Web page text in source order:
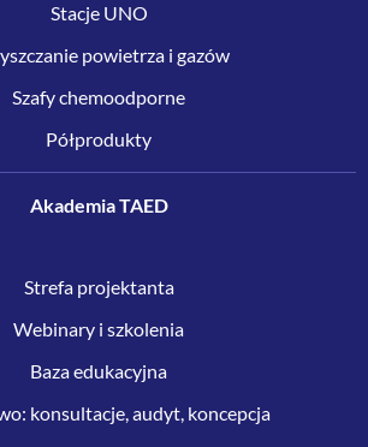
Stacje UNO
powietrza i gazów
Szafy chemoodporne
Półprodukty
Akademia TAED
Strefa projektanta
Webinary i szkolenia
Baza edukacyjna
konsultacje, audyt, koncepcja